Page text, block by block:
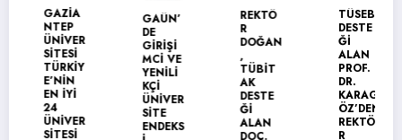
MANŞET
GAZİA
NTEP
ÜNİVER
SİTESİ
TÜRKİY
E’NİN
EN İYİ
24
ÜNİVER
SİTESİ
GAÜN’
DE
GİRİŞİ
MCİ VE
YENİLİ
KÇİ
ÜNİVER
SİTE
ENDEKS
REKTÖ
DOĞAN
TÜBİT
AK
DESTE
Ğİ
ALAN
TÜSEB
DESTE
Ğİ
ALAN
PROF.
DR.
KARAG
ÖZ’DEN
REKTÖ